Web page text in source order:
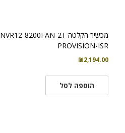
מכשיר הקלטה NVR12-8200FAN-2T
PROVISION-ISR
₪2,194.00
הוספה לסל